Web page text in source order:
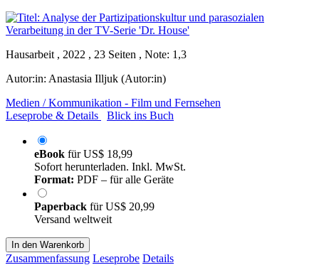
Hausarbeit , 2022 , 23 Seiten , Note: 1,3
Autor:in: Anastasia Illjuk (Autor:in)
Medien / Kommunikation - Film und Fernsehen
Leseprobe & Details
Blick ins Buch
eBook fürUS$ 18,99
Sofort herunterladen. Inkl. MwSt.
Format: PDF – für alle Geräte
Paperback fürUS$ 20,99
Versand weltweit
In den Warenkorb
Zusammenfassung Leseprobe Details